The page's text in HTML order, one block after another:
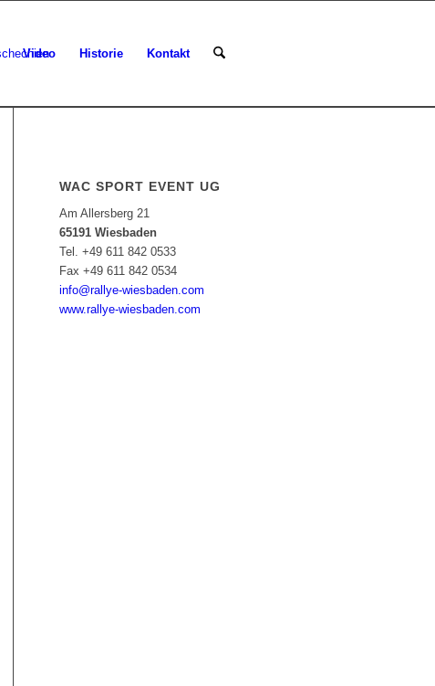
Video Historie Kontakt
WAC SPORT EVENT UG
Am Allersberg 21
65191 Wiesbaden
Tel. +49 611 842 0533
Fax +49 611 842 0534
info@rallye-wiesbaden.com
www.rallye-wiesbaden.com